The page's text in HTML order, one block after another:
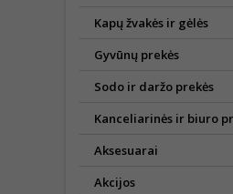
Kapų žvakės ir gėlės
Gyvūnų prekės
Sodo ir daržo prekės
Kanceliarinės ir biuro
Aksesuarai
Akcijos